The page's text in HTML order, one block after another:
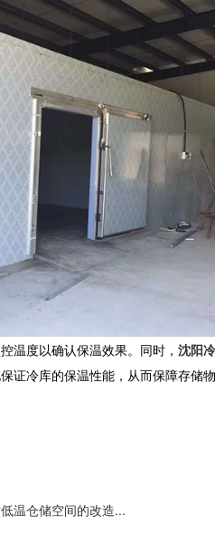
温度以确认保温效果。同时， 沈阳
冷库的保温性能，从而保障存储
温仓储空间的改造...